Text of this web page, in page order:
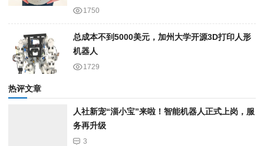
1750
总成本不到5000美元，加州大学开源3D打印人形
机器人
1729
热评文章
人社新宠“淄小宝”来啦！智能机器人正式上岗，服
务再升级
3